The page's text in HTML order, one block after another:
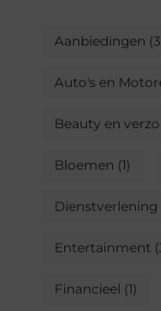
Aanbiedingen
Auto's en
Beauty en
Bloemen (1)
Dienstverlening
Entertainment
Financieel (1)